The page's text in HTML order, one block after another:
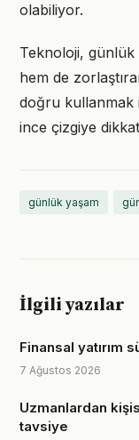
olabiliyor.
Teknoloji, günlük
hem de
doğru kullanmak
ince çizgiye
günlük yaşam
İlgili yazılar
Finansal yatırım
7 Ağustos 2026
Uzmanlardan
tavsiye